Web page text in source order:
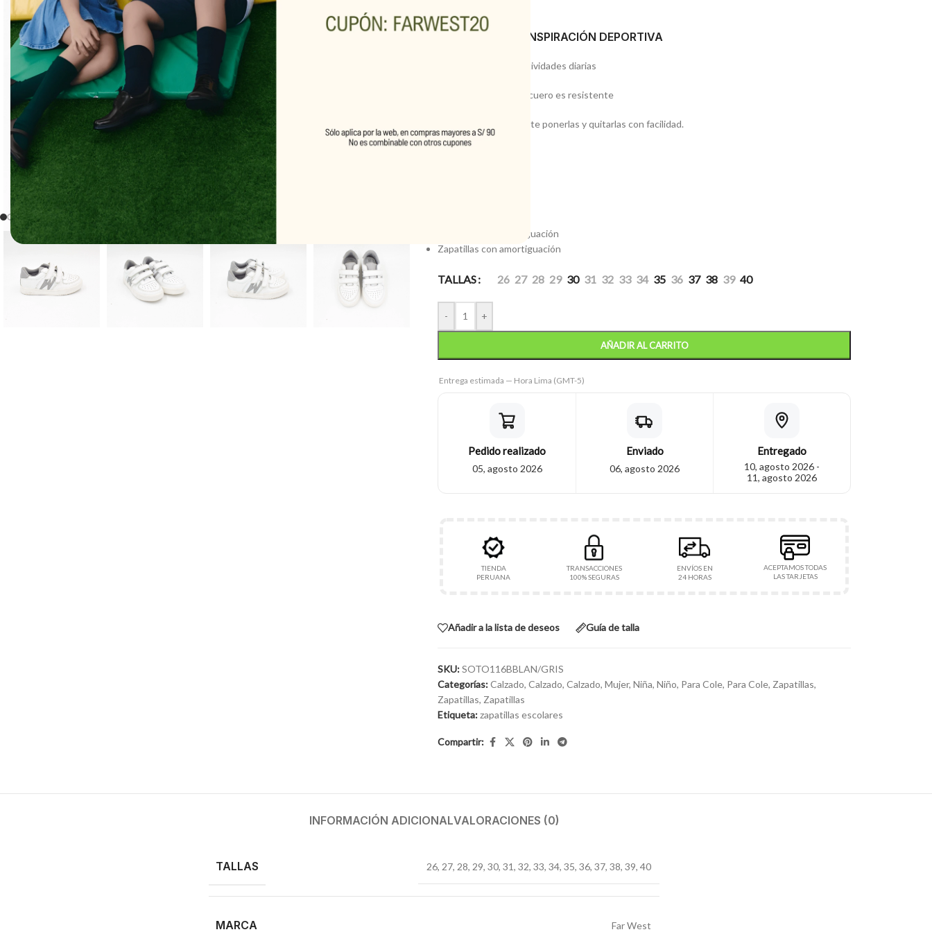
Clic para ampliar
ZAPATILLAS DE INSPIRACIÓN DEPORTIVA
Perfectas para las actividades diarias
El clásico exterior en cuero es resistente
El pega pega te permite ponerlas y quitarlas con facilidad.
Sensación de amortiguación
Zapatillas con amortiguación
TALLAS 26 27 28 29 30 31 32 33 34 35 36 37 38 39 40
- +
AÑADIR AL CARRITO
Entrega estimada — Hora Lima (GMT-5)
Pedido realizado
05, agosto 2026
Enviado
06, agosto 2026
Entregado
10, agosto 2026 -
11, agosto 2026
TIENDA
PERUANA
TRANSACCIONES
100% SEGURAS
ENVÍOS EN
24 HORAS
ACEPTAMOS TODAS
LAS TARJETAS
Añadir a la lista de deseos Guía de talla
SKU:SOTO116BBLAN/GRIS
Categorías:Calzado, Calzado, Calzado, Mujer, Niña, Niño, Para Cole, Para Cole, Zapatillas,
Zapatillas, Zapatillas
Etiqueta:zapatillas escolares
Compartir:
INFORMACIÓN ADICIONALVALORACIONES (0)
TALLAS 26, 27, 28, 29, 30, 31, 32, 33, 34, 35, 36, 37, 38, 39, 40
MARCA Far West